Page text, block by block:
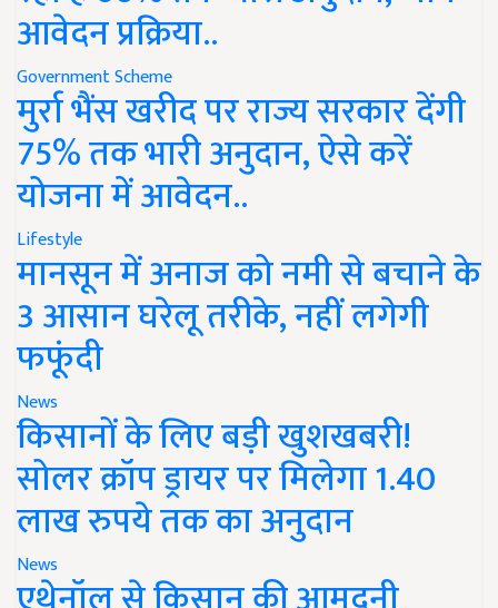
आवेदन प्रक्रिया..
Government Scheme
मुर्रा भैंस खरीद पर राज्य सरकार देंगी
75% तक भारी अनुदान, ऐसे करें
योजना में आवेदन..
Lifestyle
मानसून में अनाज को नमी से बचाने के
3 आसान घरेलू तरीके, नहीं लगेगी
फफूंदी
News
किसानों के लिए बड़ी खुशखबरी!
सोलर क्रॉप ड्रायर पर मिलेगा 1.40
लाख रुपये तक का अनुदान
News